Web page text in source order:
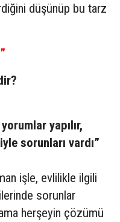
düşünüp bu tarz
yapılır,
sorunları vardı”
işle, evlilikle ilgili
sorunlar
herşeyin çözümü